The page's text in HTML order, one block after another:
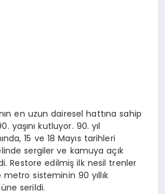
en uzun dairesel hattına sahip
yaşını kutluyor. 90. yıl
15 ve 18 Mayıs tarihleri
sergiler ve kamuya açık
Restore edilmiş ilk nesil trenler
sisteminin 90 yıllık
serildi.